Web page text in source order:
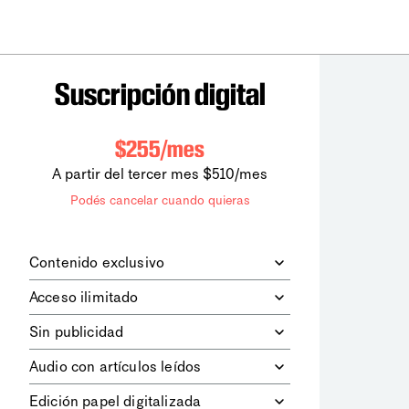
Suscripción digital
$255/mes
A partir del tercer mes $510/mes
Podés cancelar cuando quieras
Contenido exclusivo
digitales dela diaria
los contenidos de Le Monde
diplomatique.
Acceso ilimitado
contenidos.
Sin publicidad
publicitarios.
Audio con artículos leídos
Edición papel digitalizada